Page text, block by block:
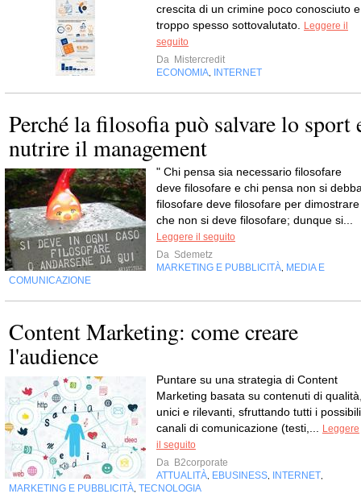
crescita di un crimine poco conosciuto e
troppo spesso sottovalutato.
Leggere il
seguito
Da Mistercredit
ECONOMIA
INTERNET
Perché la filosofia può salvare lo sport
nutrire il management
" Chi pensa sia necessario filosofare
deve filosofare e chi pensa non si
filosofare deve filosofare per dimostrare
che non si deve filosofare; dunque si...
Leggere il seguito
Da Sdemetz
MARKETING E PUBBLICITÀ MEDIA E
COMUNICAZIONE
Content Marketing: come creare
l'audience
Puntare su una strategia di Content
Marketing basata su contenuti di
unici e rilevanti, sfruttando tutti i possibili
canali di comunicazione (testi,...
Leggere
il seguito
Da B2corporate
ATTUALITÀ EBUSINESS INTERNET
MARKETING E PUBBLICITÀ TECNOLOGIA